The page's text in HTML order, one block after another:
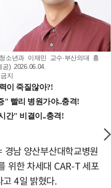
소년과 이재민 교수·부산의대 홍
) 2026.06.04.
지
남 양산부산대학교병원
위한 차세대 CAR-T 세포
고 4일 밝혔다.